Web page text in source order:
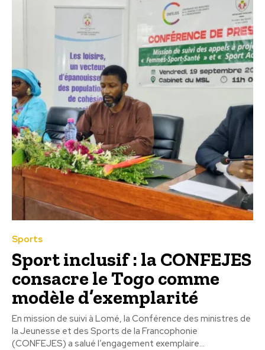
Sports
Sport inclusif : la CONFEJES
consacre le Togo comme
modèle d’exemplarité
En mission de suivi à Lomé, la Conférence des ministres de
la Jeunesse et des Sports de la Francophonie
(CONFEJES) a salué l’engagement exemplaire...